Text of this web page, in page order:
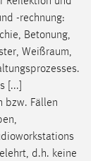
-rechnung:
Betonung,
Weißraum,
[...]
bzw. Fällen
d.h. keine
Media
von diesen